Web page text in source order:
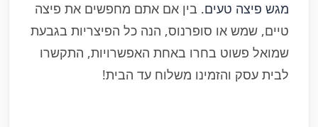
מגש פיצה טעים. בין אם אתם מחפשים את פיצה
טיים, שמש או סופרנוס, הנה כל הפיצריות בגבעת
שמואל פשוט בחרו באחת האפשרויות, התקשרו
לבית עסק והזמינו משלוח עד הבית!